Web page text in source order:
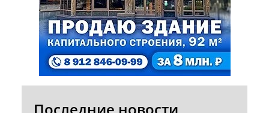
Последние новости